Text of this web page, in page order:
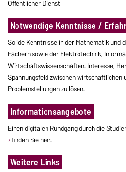
Öffentlicher Dienst
Notwendige Kenntnisse /
Solide Kenntnisse in der Mathematik und
Fächern sowie der Elektrotechnik,
Wirtschaftswissenschaften. Interesse,
Spannungsfeld zwischen wirtschaftlichen
Problemstellungen zu lösen.
Informationsangebote
Einen digitalen Rundgang durch die
finden Sie hier.
Weitere Links